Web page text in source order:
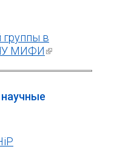
группы в
МИФИ(внешняя